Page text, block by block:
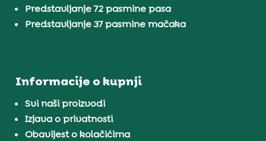
Predstavljanje 72 pasmine pasa
Predstavljanje 37 pasmine mačaka
Informacije o kupnji
Svi naši proizvodi
Izjava o privatnosti
Obavijest o kolačićima